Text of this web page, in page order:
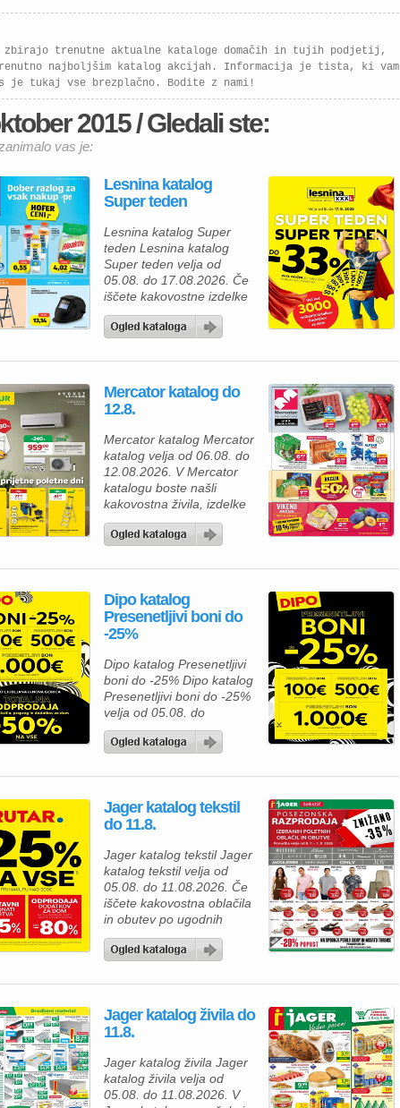
Roomba i3556+ za 499,
velja od 11. 2. do […]
trenutne aktualne kataloge domačih in tujih podjetij,
najboljšim katalog akcijah. Informacija je tista, ki vam
je tukaj vse brezplačno. Bodite z nami!
2015 / Gledali ste:
vas je:
Lesnina katalog
Super teden
Lesnina katalog Super
teden Lesnina katalog
Super teden velja od
05.08. do 17.08.2026. Če
iščete kakovostne izdelke
za prijetnejši in lepše
urejen dom, vas bo
Lesnina kataloga zagotovo
odlične akcijske cene in
bogato izbiro izdelkov za
kuhinjo in jedilnico ter svoj
dom opremite po
ugodnejših cenah. Poleg
številnih […]
Mercator katalog do
12.8.
Mercator katalog Mercator
katalog velja od 06.08. do
12.08.2026. V Mercator
katalogu boste našli
kakovostna živila, izdelke
za gospodinjstvo in
številne priljubljene
ugodnih cenah. Zdaj je
svojo shrambo, hladilnik in
zamrzovalnik ter pri tem
tudi prihranite. Za pripravo
izberete Premium
Mercator čevapčiče v
pakiranju 500 […]
Dipo katalog
Presenetljivi boni do
-25%
Dipo katalog Presenetljivi
boni do -25% Dipo katalog
Presenetljivi boni do -25%
velja od 05.08. do
08.08.2026. Predstavljamo
vam privlačno ponudbo iz
izbirate med kakovostnim
mladinsko sobo ter hkrati
izkoristite odlične akcijske
500 € vas lahko pričaka
presenetljivi bon v
vrednosti do 100 […]
Jager katalog tekstil
do 11.8.
Jager katalog tekstil Jager
katalog tekstil velja od
05.08. do 11.08.2026. Če
iščete kakovostna oblačila
in obutev po ugodnih
cenah, vas v Jager
katalogu tekstila čaka
razprodaja. Izbrane
kupite kar 35 % ugodneje,
zato je zdaj pravi čas, da
in se pripravite na
prihajajočo sezono. Za
vsakodnevno […]
Jager katalog živila do
11.8.
Jager katalog živila Jager
katalog živila velja od
05.08. do 11.08.2026. V